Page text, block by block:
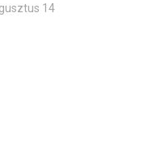
14